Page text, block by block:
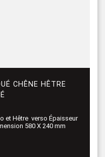
CHÊNE HÊTRE
et Hêtre verso Épaisseur
580 X 240 mm